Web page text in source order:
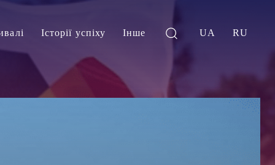
Історії успіху Інше UA RU